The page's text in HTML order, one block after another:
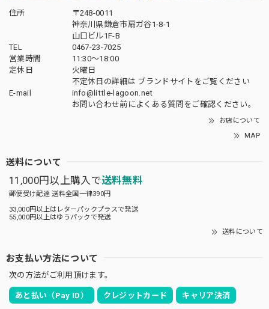
す。４０cm、大丈夫そうでよかったです。シャ
ツの時にも使いやすい長さです。たくさんお楽
しみくださいね。お孫ちゃんとのラグーンジュ
エリーで楽しそうな時間も共有して頂き、私達
も嬉しいです！是非是非末長くご利用ください
ね。ありがとうございました。
LAGOON ORIGINAL イニシャルネックレス
LAGOON ORIGINAL イニシャルネックレス
A
2022/08/02
です。 私はブレスレットにも使ったりしてます。
投稿して頂きましてありがとうございます！ブ
レスレットにも通す玄人ワザ！！楽しんで頂け
住所
〒248-0011
神奈川県鎌倉市扇ガ谷1-8-1
山口ビル1F-B
TEL
0467-23-7025
営業時間
11:30～18:00
定休日
火曜日
不定休日の詳細は ブランドサイト をご覧ください
E-mail
info@little-lagoon.net
お問い合わせ前によくある質問をご確認ください。
お店について
MAP
送料について
11,000円以上購入で送料無料
郵便受け配達 送料全国一律390円
33,000円以上はレターパックプラスで発送
55,000円以上はゆうパックで発送
送料について
お支払い方法について
次の方法がご利用頂けます。
あと払い（Pay ID） クレジットカード キャリア決済